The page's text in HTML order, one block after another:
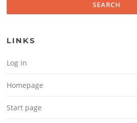
LINKS
Log in
Homepage
Start page